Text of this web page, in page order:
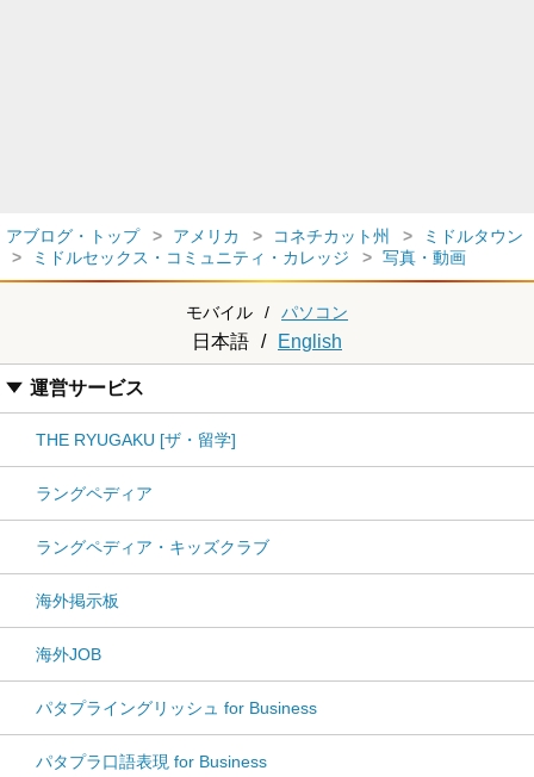
アブログ・トップ アメリカ コネチカット州
ミドルタウン
ミドルセックス・コミュニティ・カレッジ
写真・動画
モバイル / パソコン
日本語 / English
運営サービス
THE RYUGAKU [ザ・留学]
ラングペディア
ラングペディア・キッズクラブ
海外掲示板
海外JOB
パタプライングリッシュ for Business
パタプラ口語表現 for Business